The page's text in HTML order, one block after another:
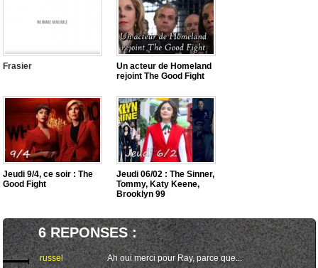
Frasier
Un acteur de Homeland
rejoint The Good Fight
Jeudi 9/4, ce soir : The
Good Fight
Jeudi 06/02 : The Sinner,
Tommy, Katy Keene,
Brooklyn 99
6 REPONSES :
russel
Ah oui merci pour Ray, parce que...